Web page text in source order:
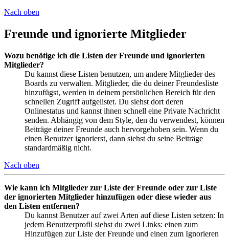
Nach oben
Freunde und ignorierte Mitglieder
Wozu benötige ich die Listen der Freunde und ignorierten
Mitglieder?
Du kannst diese Listen benutzen, um andere Mitglieder des
Boards zu verwalten. Mitglieder, die du deiner Freundesliste
hinzufügst, werden in deinem persönlichen Bereich für den
schnellen Zugriff aufgelistet. Du siehst dort deren
Onlinestatus und kannst ihnen schnell eine Private Nachricht
senden. Abhängig von dem Style, den du verwendest, können
Beiträge deiner Freunde auch hervorgehoben sein. Wenn du
einen Benutzer ignorierst, dann siehst du seine Beiträge
standardmäßig nicht.
Nach oben
Wie kann ich Mitglieder zur Liste der Freunde oder zur Liste
der ignorierten Mitglieder hinzufügen oder diese wieder aus
den Listen entfernen?
Du kannst Benutzer auf zwei Arten auf diese Listen setzen: In
jedem Benutzerprofil siehst du zwei Links: einen zum
Hinzufügen zur Liste der Freunde und einen zum Ignorieren